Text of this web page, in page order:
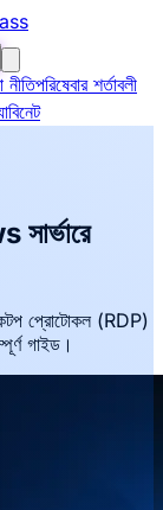
নীতিপরিষেবার শর্তাবলী
প্রোটোকল (RDP)
গাইড।